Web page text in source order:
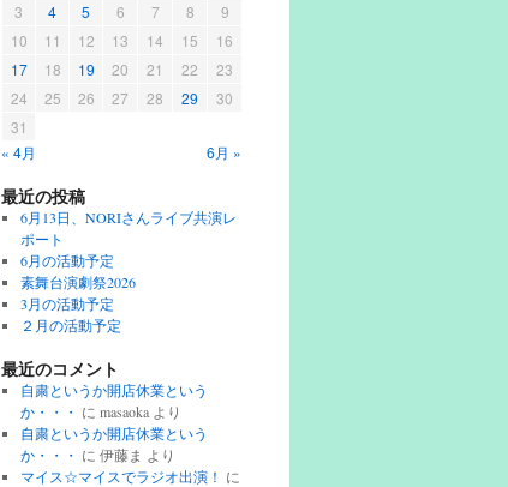
3
4 5 6 7 8
9
10
11 12 13 14 15
16
17
18 19 20 21 22
23
24
25 26 27 28 29
30
31
« 4月
6月 »
最近の投稿
6月13日、NORIさんライブ共演レ
ポート
6月の活動予定
素舞台演劇祭2026
3月の活動予定
２月の活動予定
最近のコメント
自粛というか開店休業という
か・・・ に masaokaより
自粛というか開店休業という
か・・・ に 伊藤ま より
マイス☆マイスでラジオ出演！ に